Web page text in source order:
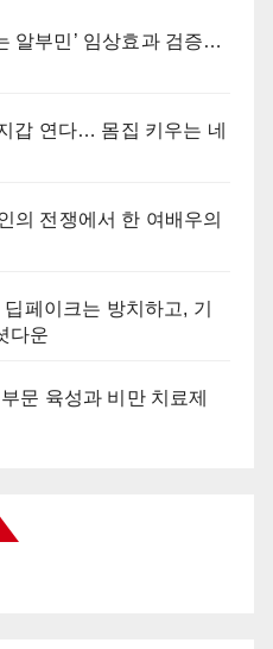
알부민’ 임상효과 검증…
갑 연다… 몸집 키우는 네
의 전쟁에서 한 여배우의
페이크는 방치하고, 기
다운
문 육성과 비만 치료제